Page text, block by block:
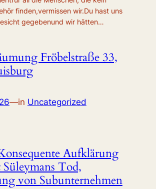
finden,vermissen wir.Du hast uns
gegebenund wir hätten…
Fröbelstraße 33,
—in Uncategorized
Aufklärung
Tod,
von Subunternehmen